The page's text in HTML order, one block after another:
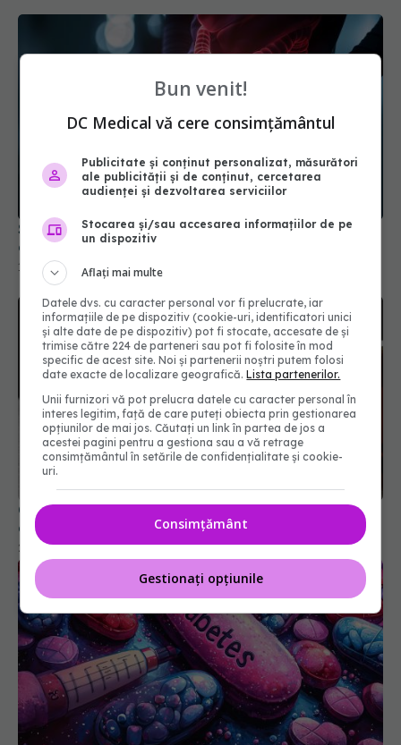
Siguranța pe termen lung a tratamentelor pentru
colon iritabil
Ce nu știai despre paracetamol. Impactul asupra
creierului
22 ian 2026, 13:29
Ce trebuie să știi dacă iei metformin. Impactul
asupra întregului organism
Bun venit!
DC Medical vă cere consimțământul
Publicitate și conținut personalizat, măsurători
ale publicității și de conținut, cercetarea
audienței și dezvoltarea serviciilor
Stocarea și/sau accesarea informațiilor de pe
un dispozitiv
Aflați mai multe
Datele dvs. cu caracter personal vor fi prelucrate, iar
informațiile de pe dispozitiv (cookie-uri, identificatori unici
și alte date de pe dispozitiv) pot fi stocate, accesate de și
trimise către 224 de parteneri sau pot fi folosite în mod
specific de acest site. Noi și partenerii noștri putem folosi
date exacte de localizare geografică.Lista partenerilor.
Unii furnizori vă pot prelucra datele cu caracter personal în
interes legitim, față de care puteți obiecta prin gestionarea
opțiunilor de mai jos. Căutați un link în partea de jos a
acestei pagini pentru a gestiona sau a vă retrage
consimțământul în setările de confidențialitate și cookie-
uri.
Consimțământ
Gestionați opțiunile